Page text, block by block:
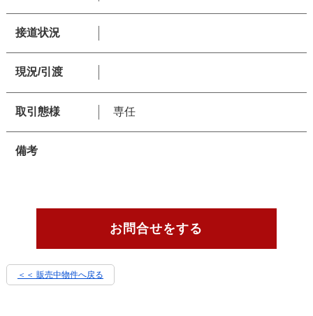
接道状況
現況/引渡
取引態様 専任
備考
お問合せをする
＜＜ 販売中物件へ戻る